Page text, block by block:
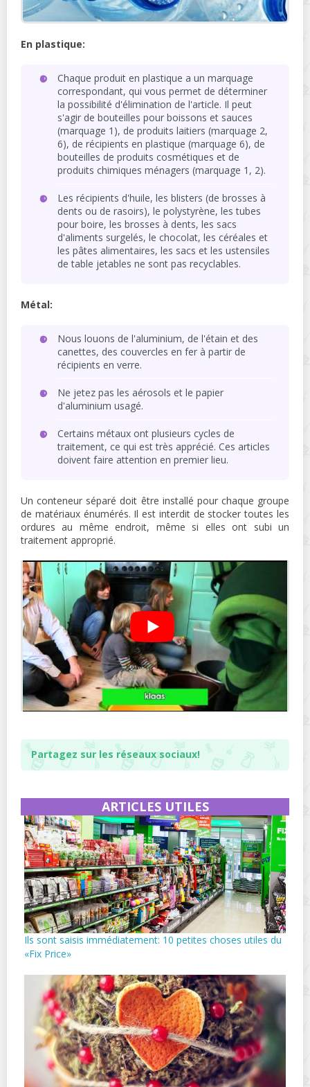
En plastique:
Chaque produit en plastique a un marquage
correspondant, qui vous permet de déterminer
la possibilité d'élimination de l'article. Il peut
s'agir de bouteilles pour boissons et sauces
(marquage 1), de produits laitiers (marquage 2,
6), de récipients en plastique (marquage 6), de
bouteilles de produits cosmétiques et de
produits chimiques ménagers (marquage 1, 2).
Les récipients d'huile, les blisters (de brosses à
dents ou de rasoirs), le polystyrène, les tubes
pour boire, les brosses à dents, les sacs
d'aliments surgelés, le chocolat, les céréales et
les pâtes alimentaires, les sacs et les ustensiles
de table jetables ne sont pas recyclables.
Métal:
Nous louons de l'aluminium, de l'étain et des
canettes, des couvercles en fer à partir de
récipients en verre.
Ne jetez pas les aérosols et le papier
d'aluminium usagé.
Certains métaux ont plusieurs cycles de
traitement, ce qui est très apprécié. Ces articles
doivent faire attention en premier lieu.
Un conteneur séparé doit être installé pour chaque groupe
de matériaux énumérés. Il est interdit de stocker toutes les
ordures au même endroit, même si elles ont subi un
traitement approprié.
Partagez sur les réseaux sociaux!
ARTICLES UTILES
Ils sont saisis immédiatement: 10 petites choses utiles du
«Fix Price»